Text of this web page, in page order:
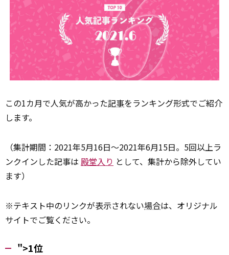
この1カ月で人気が高かった記事をランキング形式でご紹介
します。
（集計期間：2021年5月16日～2021年6月15日。5回以上ラ
ンクインした記事は 殿堂入り として、集計から除外してい
ます）
※テキスト中のリンクが表示されない場合は、オリジナル
サイトでご覧ください。
">1位